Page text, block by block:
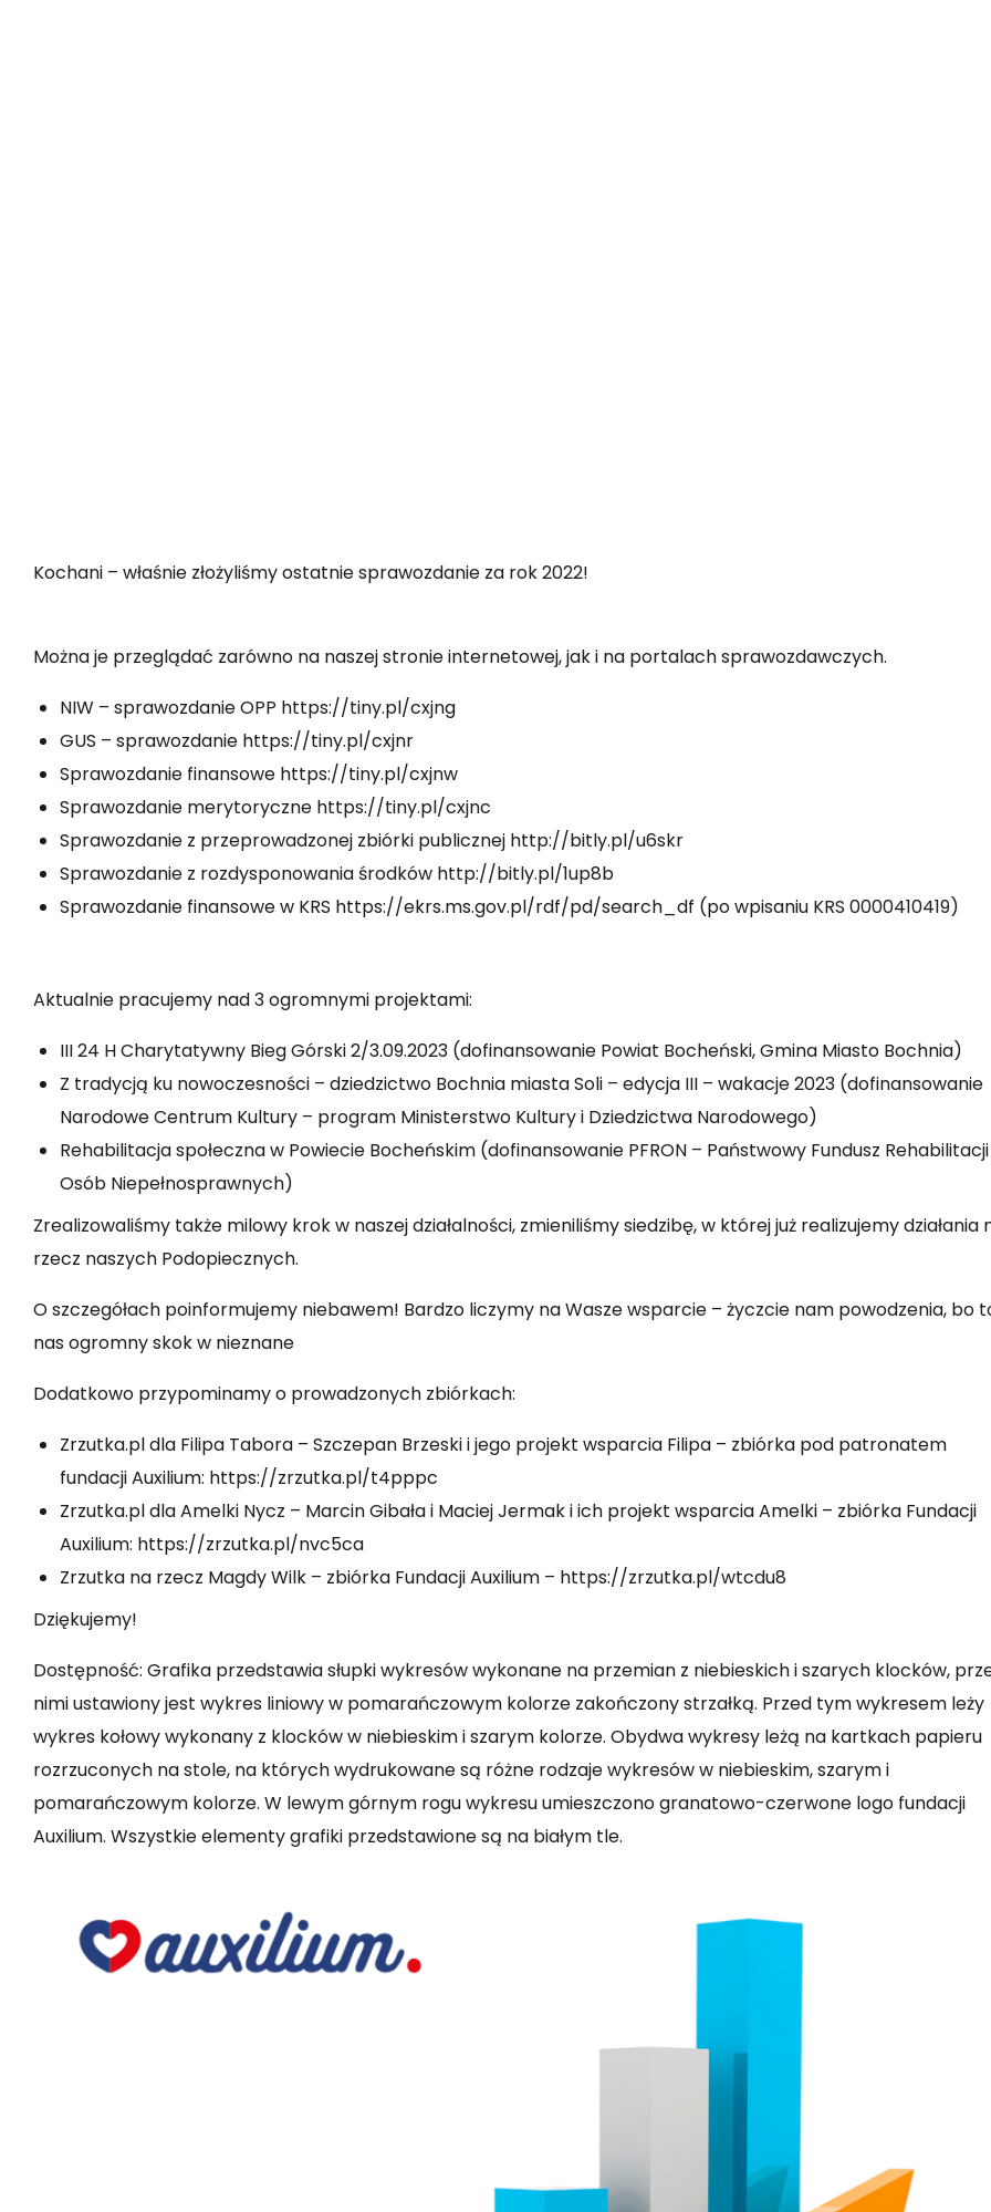
Kochani – właśnie złożyliśmy ostatnie sprawozdanie za rok 2022!
Można je przeglądać zarówno na naszej stronie internetowej, jak i na portalach sprawozdawczych.
NIW – sprawozdanie OPP https://tiny.pl/cxjng
GUS – sprawozdanie https://tiny.pl/cxjnr
Sprawozdanie finansowe https://tiny.pl/cxjnw
Sprawozdanie merytoryczne https://tiny.pl/cxjnc
Sprawozdanie z przeprowadzonej zbiórki publicznej http://bitly.pl/u6skr
Sprawozdanie z rozdysponowania środków http://bitly.pl/1up8b
Sprawozdanie finansowe w KRS https://ekrs.ms.gov.pl/rdf/pd/search_df (po wpisaniu KRS 0000410419)
Aktualnie pracujemy nad 3 ogromnymi projektami:
III 24 H Charytatywny Bieg Górski 2/3.09.2023 (dofinansowanie Powiat Bocheński, Gmina Miasto Bochnia)
Z tradycją ku nowoczesności – dziedzictwo Bochnia miasta Soli – edycja III – wakacje 2023 (dofinansowanie
Narodowe Centrum Kultury – program Ministerstwo Kultury i Dziedzictwa Narodowego)
Rehabilitacja społeczna w Powiecie Bocheńskim (dofinansowanie PFRON – Państwowy Fundusz Rehabilitacji
Osób Niepełnosprawnych)
Zrealizowaliśmy także milowy krok w naszej działalności, zmieniliśmy siedzibę, w której już realizujemy działania
rzecz naszych Podopiecznych.
O szczegółach poinformujemy niebawem! Bardzo liczymy na Wasze wsparcie – życzcie nam powodzenia, bo
nas ogromny skok w nieznane
Dodatkowo przypominamy o prowadzonych zbiórkach:
Zrzutka.pl dla Filipa Tabora – Szczepan Brzeski i jego projekt wsparcia Filipa – zbiórka pod patronatem
fundacji Auxilium: https://zrzutka.pl/t4pppc
Zrzutka.pl dla Amelki Nycz – Marcin Gibała i Maciej Jermak i ich projekt wsparcia Amelki – zbiórka Fundacji
Auxilium: https://zrzutka.pl/nvc5ca
Zrzutka na rzecz Magdy Wilk – zbiórka Fundacji Auxilium – https://zrzutka.pl/wtcdu8
Dziękujemy!
Dostępność: Grafika przedstawia słupki wykresów wykonane na przemian z niebieskich i szarych klocków,
nimi ustawiony jest wykres liniowy w pomarańczowym kolorze zakończony strzałką. Przed tym wykresem leży
wykres kołowy wykonany z klocków w niebieskim i szarym kolorze. Obydwa wykresy leżą na kartkach papieru
rozrzuconych na stole, na których wydrukowane są różne rodzaje wykresów w niebieskim, szarym i
pomarańczowym kolorze. W lewym górnym rogu wykresu umieszczono granatowo-czerwone logo fundacji
Auxilium. Wszystkie elementy grafiki przedstawione są na białym tle.